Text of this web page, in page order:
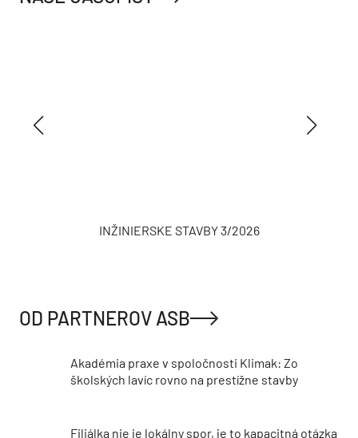
INŽINIERSKE STAVBY 3/2026
OD PARTNEROV ASB
Akadémia praxe v spoločnosti Klimak: Zo
školských lavíc rovno na prestížne stavby
Filiálka nie je lokálny spor, je to kapacitná otázka